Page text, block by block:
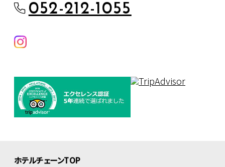
052-212-1055
ホテルチェーンTOP